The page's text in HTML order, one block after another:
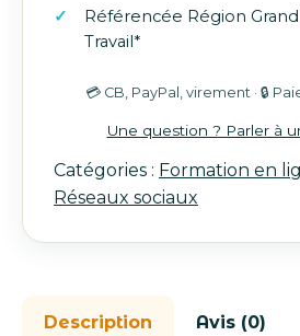
outils
visuelle
le
web
Référencée Région Grand
Travail*
💳 CB, PayPal, virement · 🔒
Une question ? Parler à
Catégories : Formation en
Réseaux sociaux
Description Avis (0)